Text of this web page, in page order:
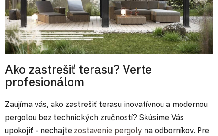
Ako zastrešiť terasu? Verte
profesionálom
Zaujíma vás, ako zastrešiť terasu inovatívnou a modernou
pergolou bez technických zručností? Skúsime Vás
upokojiť - nechajte zostavenie pergoly na odborníkov. Pre